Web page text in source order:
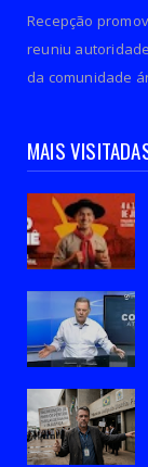
Recepção
reuniu
da comunidade
MAIS